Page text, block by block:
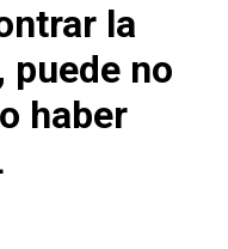
la
puede no
haber